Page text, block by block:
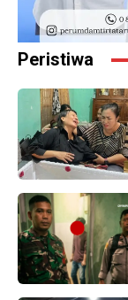
Peristiwa